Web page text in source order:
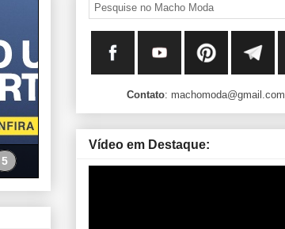
5
Contato: machomoda@gmail.com
Vídeo em Destaque: